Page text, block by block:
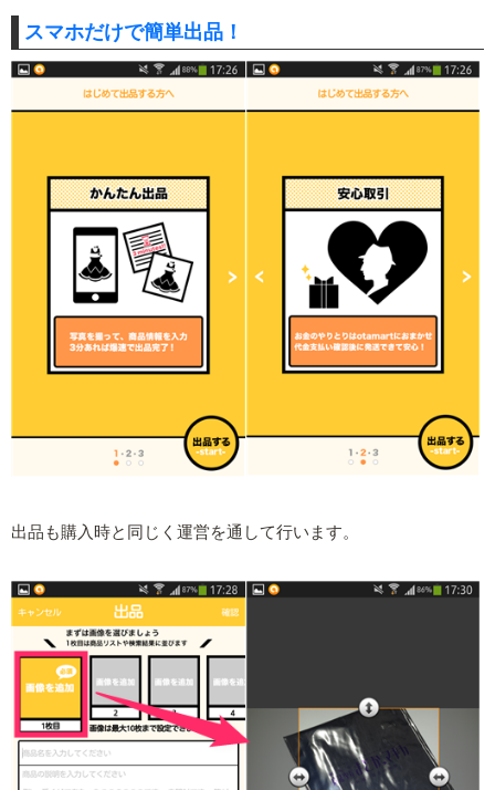
スマホだけで簡単出品！
出品も購入時と同じく運営を通して行います。